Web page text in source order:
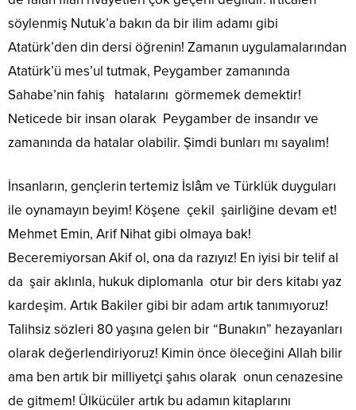
söylenmiş Nutuk’a bakın da bir ilim adamı gibi
Atatürk’den din dersi öğrenin! Zamanın uygulamalarından
Atatürk’ü mes’ul tutmak, Peygamber zamanında
Sahabe’nin fahiş hatalarını görmemek demektir!
Neticede bir insan olarak Peygamber de insandır ve
zamanında da hatalar olabilir. Şimdi bunları mı sayalım!
İnsanların, gençlerin tertemiz İslâm ve Türklük duyguları
ile oynamayın beyim! Köşene çekil şairliğine devam et!
Mehmet Emin, Arif Nihat gibi olmaya bak!
Beceremiyorsan Akif ol, ona da razıyız! En iyisi bir telif al
da şair aklınla, hukuk diplomanla otur bir ders kitabı yaz
kardeşim. Artık Bakiler gibi bir adam artık tanımıyoruz!
Talihsiz sözleri 80 yaşına gelen bir “Bunakın” hezayanları
olarak değerlendiriyoruz! Kimin önce öleceğini Allah bilir
ama ben artık bir milliyetçi şahıs olarak onun cenazesine
de gitmem! Ülkücüler artık bu adamın kitaplarını